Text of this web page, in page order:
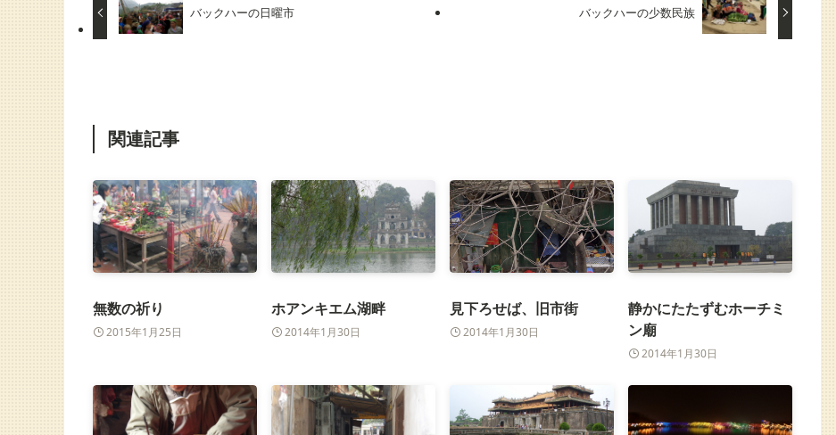
バックハーの日曜市 バックハーの少数民族
関連記事
無数の祈り
2015年1月25日
ホアンキエム湖畔
2014年1月30日
見下ろせば、旧市街
2014年1月30日
静かにたたずむホーチミ
ン廟
2014年1月30日